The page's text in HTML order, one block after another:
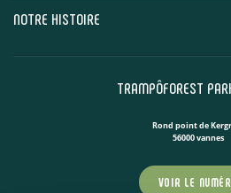
NOTRE HISTOIRE
TRAMPÔFOREST
Rond point de
56000 vannes
VOIR LE